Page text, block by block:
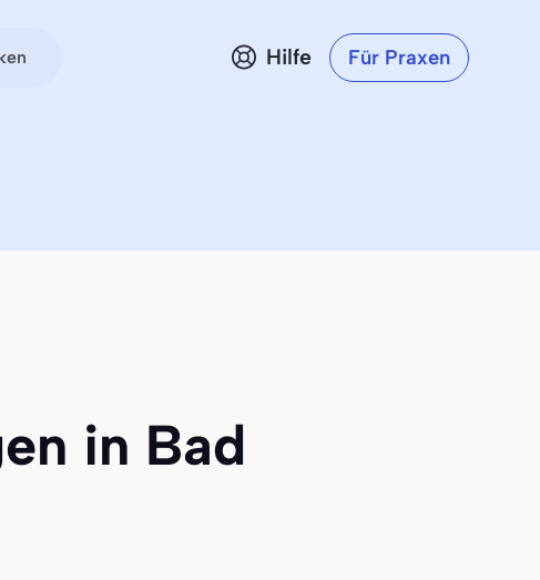
Hilfe Für Praxen
in Bad